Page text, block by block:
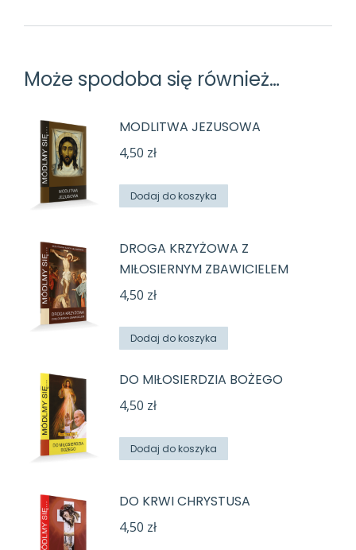
Może spodoba się również…
MODLITWA JEZUSOWA
4,50 zł
Dodaj do koszyka
DROGA KRZYŻOWA Z
MIŁOSIERNYM ZBAWICIELEM
4,50 zł
Dodaj do koszyka
DO MIŁOSIERDZIA BOŻEGO
4,50 zł
Dodaj do koszyka
DO KRWI CHRYSTUSA
4,50 zł